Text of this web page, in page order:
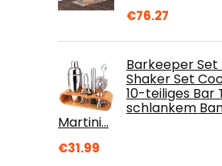
€76.27
Barkeeper
Shaker Set
10-teiliges Bar
schlankem
Martini…
€31.99